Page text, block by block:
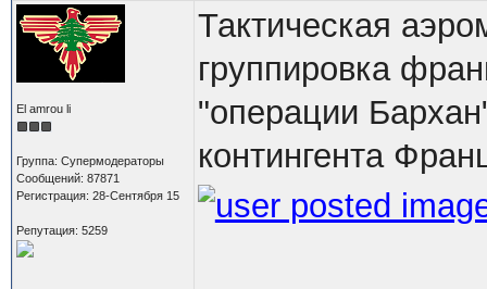
El amrou li
Группа: Супермодераторы
Сообщений: 87871
Регистрация: 28-Сентября 15
Репутация: 5259
Тактическая
группировка
"операции
контингента